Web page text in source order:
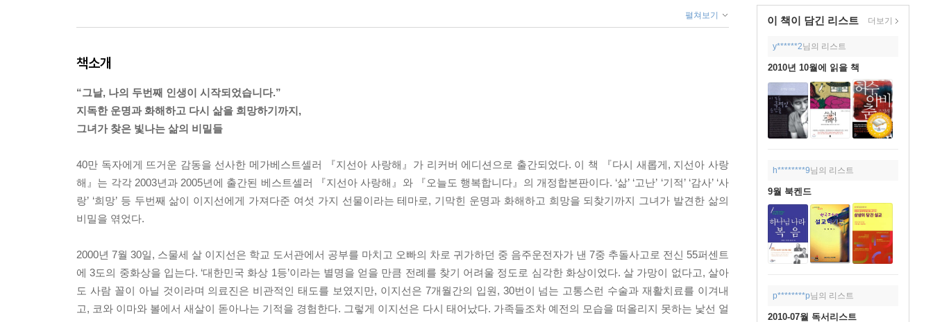
이 책이 담긴 리스트 더보기
y******2님의 리스트
2010년 10월에 읽을 책
h********9님의 리스트
9월 북켄드
p********p님의 리스트
2010-07월 독서리스트
펼쳐보기
책소개
“그날, 나의 두번째 인생이 시작되었습니다.”
지독한 운명과 화해하고 다시 삶을 희망하기까지,
그녀가 찾은 빛나는 삶의 비밀들
40만 독자에게 뜨거운 감동을 선사한 메가베스트셀러 『지선아 사랑해』가 리커버 에디션으로 출간되었다. 이 책 『다시 새롭게, 지선아 사랑
해』는 각각 2003년과 2005년에 출간된 베스트셀러 『지선아 사랑해』와 『오늘도 행복합니다』의 개정합본판이다. ‘삶’ ‘고난’ ‘기적’ ‘감사’ ‘사
랑’ ‘희망’ 등 두번째 삶이 이지선에게 가져다준 여섯 가지 선물이라는 테마로, 기막힌 운명과 화해하고 희망을 되찾기까지 그녀가 발견한 삶의
비밀을 엮었다.
2000년 7월 30일, 스물세 살 이지선은 학교 도서관에서 공부를 마치고 오빠의 차로 귀가하던 중 음주운전자가 낸 7중 추돌사고로 전신 55퍼센트
에 3도의 중화상을 입는다. ‘대한민국 화상 1등’이라는 별명을 얻을 만큼 전례를 찾기 어려울 정도로 심각한 화상이었다. 살 가망이 없다고, 살아
도 사람 꼴이 아닐 것이라며 의료진은 비관적인 태도를 보였지만, 이지선은 7개월간의 입원, 30번이 넘는 고통스런 수술과 재활치료를 이겨내
고, 코와 이마와 볼에서 새살이 돋아나는 기적을 경험한다. 그렇게 이지선은 다시 태어났다. 가족들조차 예전의 모습을 떠올리지 못하는 낯선 얼